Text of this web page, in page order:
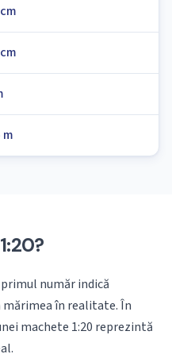
m
număr indică
în realitate. În
machete 1:20 reprezintă